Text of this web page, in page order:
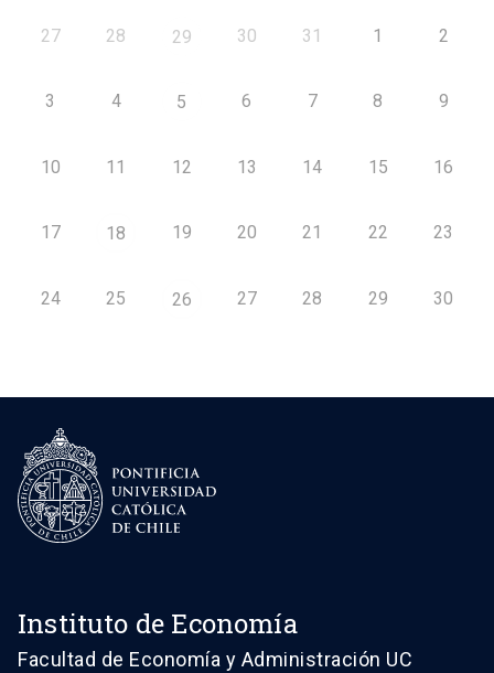
27 28 29 30 31 1 2
3 4 5 6 7 8 9
10 11 12 13 14 15 16
17 18 19 20 21 22 23
24 25 26 27 28 29 30
Instituto de Economía
Facultad de Economía y Administración UC